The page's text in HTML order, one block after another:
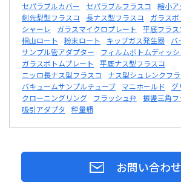
セパラブルカバー
セパラブルフラスコ
縮小ア
剣先梨型フラスコ
長ナス型フラスコ
ガラスボ
シャーレ
ガラスマイクロプレート 平底フラス
桐山ロート
粉末ロート キップガス発生器
バ
サンプル管アダプター
フィルムボトムディッシ
ガラスボトムプレート
平底ナス型フラスコ
ニッロ長ナス型フラスコ
ナス型シュレンクフ
バキュームサンプルチューブ
マニホールド
グ
クローニングリング
フラッシュ弁 振盪三角フ
吸引アダプタ
秤量瓶
お問い合わせ